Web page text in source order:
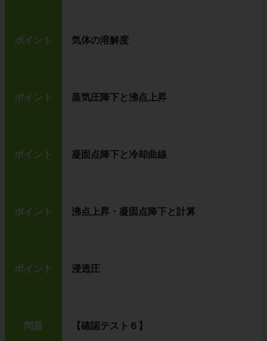
ポイント 気体の溶解度
ポイント 蒸気圧降下と沸点上昇
ポイント 凝固点降下と冷却曲線
ポイント 沸点上昇・凝固点降下と計算
ポイント 浸透圧
問題 【確認テスト６】